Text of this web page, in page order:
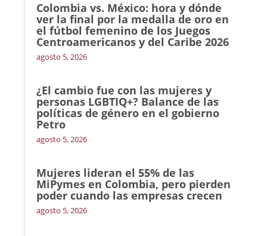
Colombia vs. México: hora y dónde
ver la final por la medalla de oro en
el fútbol femenino de los Juegos
Centroamericanos y del Caribe 2026
agosto 5, 2026
¿El cambio fue con las mujeres y
personas LGBTIQ+? Balance de las
políticas de género en el gobierno
Petro
agosto 5, 2026
Mujeres lideran el 55% de las
MiPymes en Colombia, pero pierden
poder cuando las empresas crecen
agosto 5, 2026